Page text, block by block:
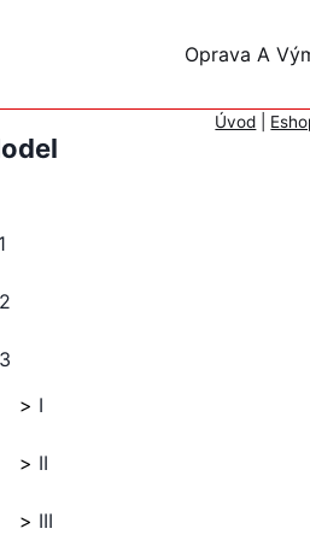
Oprava A
Úvod
I
II
III